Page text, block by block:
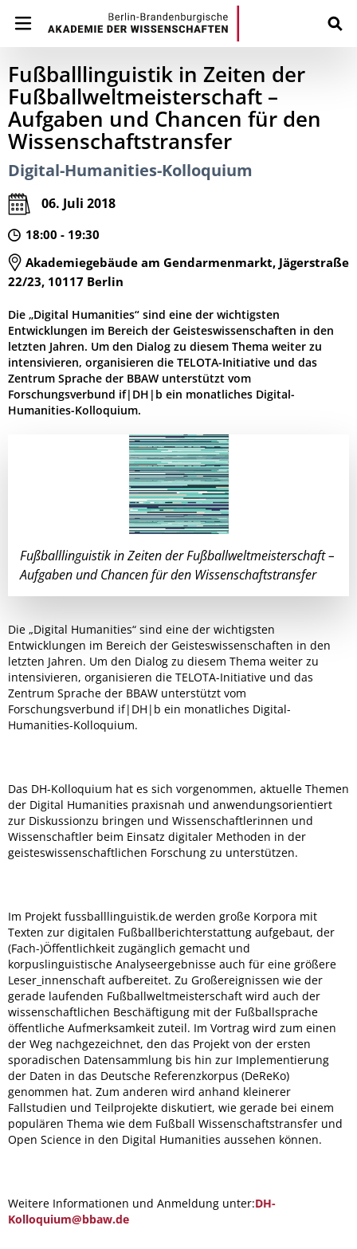
Fußballlinguistik in Zeiten der
Fußballweltmeisterschaft –
Aufgaben und Chancen für den
Wissenschaftstransfer
Digital-Humanities-Kolloquium
06. Juli 2018
18:00 - 19:30
Akademiegebäude am Gendarmenmarkt, Jägerstraße
22/23, 10117 Berlin
Die „Digital Humanities“ sind eine der wichtigsten
Entwicklungen im Bereich der Geisteswissenschaften in den
letzten Jahren. Um den Dialog zu diesem Thema weiter zu
intensivieren, organisieren die TELOTA-Initiative und das
Zentrum Sprache der BBAW unterstützt vom
Forschungsverbund if|DH|b ein monatliches Digital-
Humanities-Kolloquium.
Fußballlinguistik in Zeiten der Fußballweltmeisterschaft –
Aufgaben und Chancen für den Wissenschaftstransfer
Die „Digital Humanities“ sind eine der wichtigsten
Entwicklungen im Bereich der Geisteswissenschaften in den
letzten Jahren. Um den Dialog zu diesem Thema weiter zu
intensivieren, organisieren die TELOTA-Initiative und das
Zentrum Sprache der BBAW unterstützt vom
Forschungsverbund if|DH|b ein monatliches Digital-
Humanities-Kolloquium.
Das DH-Kolloquium hat es sich vorgenommen, aktuelle Themen
der Digital Humanities praxisnah und anwendungsorientiert
zur Diskussionzu bringen und Wissenschaftlerinnen und
Wissenschaftler beim Einsatz digitaler Methoden in der
geisteswissenschaftlichen Forschung zu unterstützen.
Im Projekt fussballlinguistik.de werden große Korpora mit
Texten zur digitalen Fußballberichterstattung aufgebaut, der
(Fach-)Öffentlichkeit zugänglich gemacht und
korpuslinguistische Analyseergebnisse auch für eine größere
Leser_innenschaft aufbereitet. Zu Großereignissen wie der
gerade laufenden Fußballweltmeisterschaft wird auch der
wissenschaftlichen Beschäftigung mit der Fußballsprache
öffentliche Aufmerksamkeit zuteil. Im Vortrag wird zum einen
der Weg nachgezeichnet, den das Projekt von der ersten
sporadischen Datensammlung bis hin zur Implementierung
der Daten in das Deutsche Referenzkorpus (DeReKo)
genommen hat. Zum anderen wird anhand kleinerer
Fallstudien und Teilprojekte diskutiert, wie gerade bei einem
populären Thema wie dem Fußball Wissenschaftstransfer und
Open Science in den Digital Humanities aussehen können.
Weitere Informationen und Anmeldung unter:DH-
Kolloquium@bbaw.de